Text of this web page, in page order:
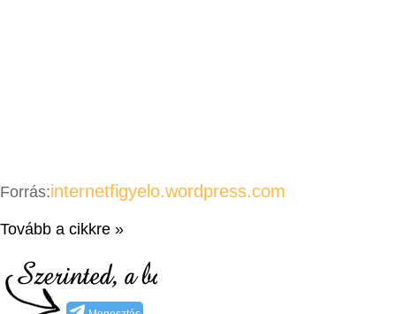
Forrás:internetfigyelo.wordpress.com
Tovább a cikkre »